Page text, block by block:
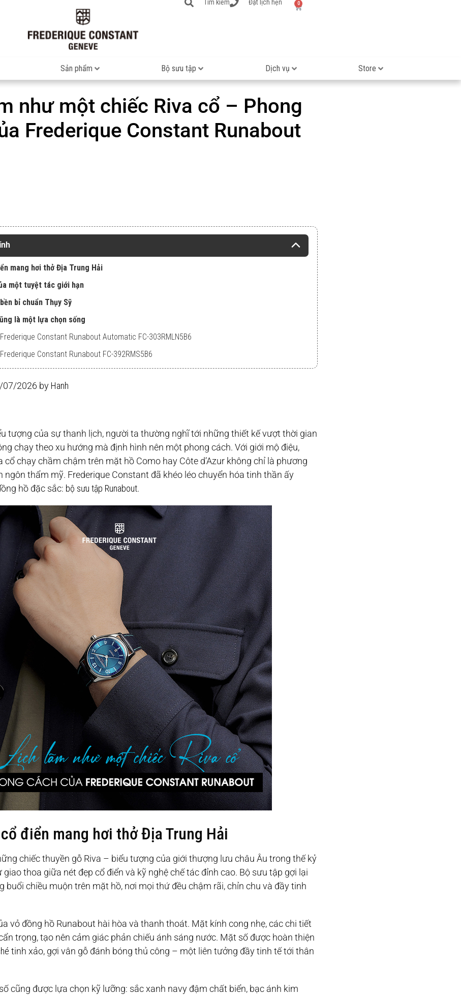
Tìm kiếm Đặt lịch hẹn 0
Sản phẩm Bộ sưu tập Dịch vụ Store
như một chiếc Riva cổ – Phong
Frederique Constant Runabout
mang hơi thở Địa Trung Hải
một tuyệt tác giới hạn
bỉ chuẩn Thụy Sỹ
là một lựa chọn sống
Constant Runabout Automatic FC-303RMLN5B6
Constant Runabout FC-392RMS5B6
07/2026 by Hanh
tượng của sự thanh lịch, người ta thường nghĩ tới những thiết kế vượt thời gian
chạy theo xu hướng mà định hình nên một phong cách. Với giới mộ điệu,
cổ chạy chầm chậm trên mặt hồ Como hay Côte d’Azur không chỉ là phương
ngôn thẩm mỹ. Frederique Constant đã khéo léo chuyển hóa tinh thần ấy
hồ đặc sắc: bộ sưu tập Runabout.
điển mang hơi thở Địa Trung Hải
chiếc thuyền gỗ Riva – biểu tượng của giới thượng lưu châu Âu trong thế kỷ
thoa giữa nét đẹp cổ điển và kỹ nghệ chế tác đỉnh cao. Bộ sưu tập gợi lại
buổi chiều muộn trên mặt hồ, nơi mọi thứ đều chậm rãi, chỉn chu và đầy tinh
vỏ đồng hồ Runabout hài hòa và thanh thoát. Mặt kính cong nhẹ, các chi tiết
trọng, tạo nên cảm giác phản chiếu ánh sáng nước. Mặt số được hoàn thiện
tinh xảo, gợi vân gỗ đánh bóng thủ công – một liên tưởng đầy tinh tế tới thân
cũng được lựa chọn kỹ lưỡng: sắc xanh navy đậm chất biển, bạc ánh kim